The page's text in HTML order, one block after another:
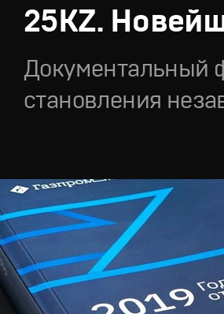
25KZ.
Документальный
становления